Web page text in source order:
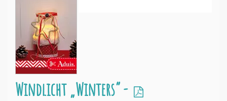
Windlicht „Winters“ -